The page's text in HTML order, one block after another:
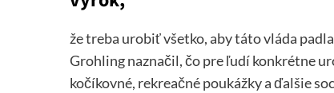
že treba urobiť všetko, aby táto vláda
Grohling naznačil, čo pre ľudí konkrétne
kočíkovné, rekreačné poukážky a ďalšie